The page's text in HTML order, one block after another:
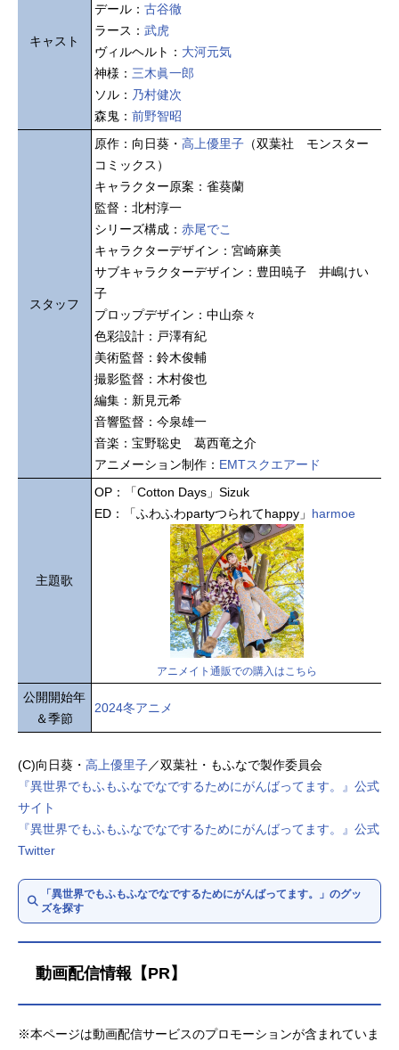
キャスト
デール： 古谷徹
ラース： 武虎
ヴィルヘルト： 大河元気
神様： 三木眞一郎
ソル： 乃村健次
森鬼： 前野智昭
スタッフ
原作：向日葵・ 高上優里子 （双葉社 モンスター
コミックス）
キャラクター原案：雀葵蘭
監督：北村淳一
シリーズ構成： 赤尾でこ
キャラクターデザイン：宮崎麻美
サブキャラクターデザイン：豊田暁子 井嶋けい
子
プロップデザイン：中山奈々
色彩設計：戸澤有紀
美術監督：鈴木俊輔
撮影監督：木村俊也
編集：新見元希
音響監督：今泉雄一
音楽：宝野聡史 葛西竜之介
アニメーション制作： EMTスクエアード
主題歌
OP：「Cotton Days」Sizuk
ED：「ふわふわpartyつられてhappy」 harmoe
アニメイト通販での購入はこちら
公開開始年
＆季節
2024冬アニメ
(C)向日葵・ 高上優里子／双葉社・もふなで製作委員会
『異世界でもふもふなでなでするためにがんばってます。』公式
サイト
『異世界でもふもふなでなでするためにがんばってます。』公式
Twitter
「異世界でもふもふなでなでするためにがんばってます。」のグッ
ズを探す
動画配信情報【PR】
※本ページは動画配信サービスのプロモーションが含まれていま